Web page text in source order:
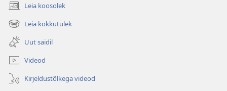
Leia koosolek
(avab
uue
akna)
Leia kokkutulek
(avab
uue
akna)
Uut saidil
Videod
Kirjeldustõlkega videod